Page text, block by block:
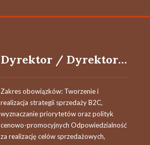
Dyrektor / Dyrektorka Sprzedaży
Zakres obowiązków: Tworzenie i
realizacja strategii sprzedaży B2C,
wyznaczanie priorytetów oraz polityk
cenowo-promocyjnych Odpowiedzialność
za realizację celów sprzedażowych,